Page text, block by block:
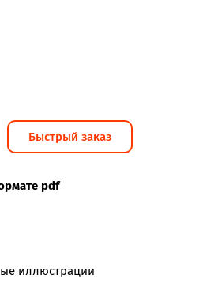
Быстрый заказ
pdf
иллюстрации